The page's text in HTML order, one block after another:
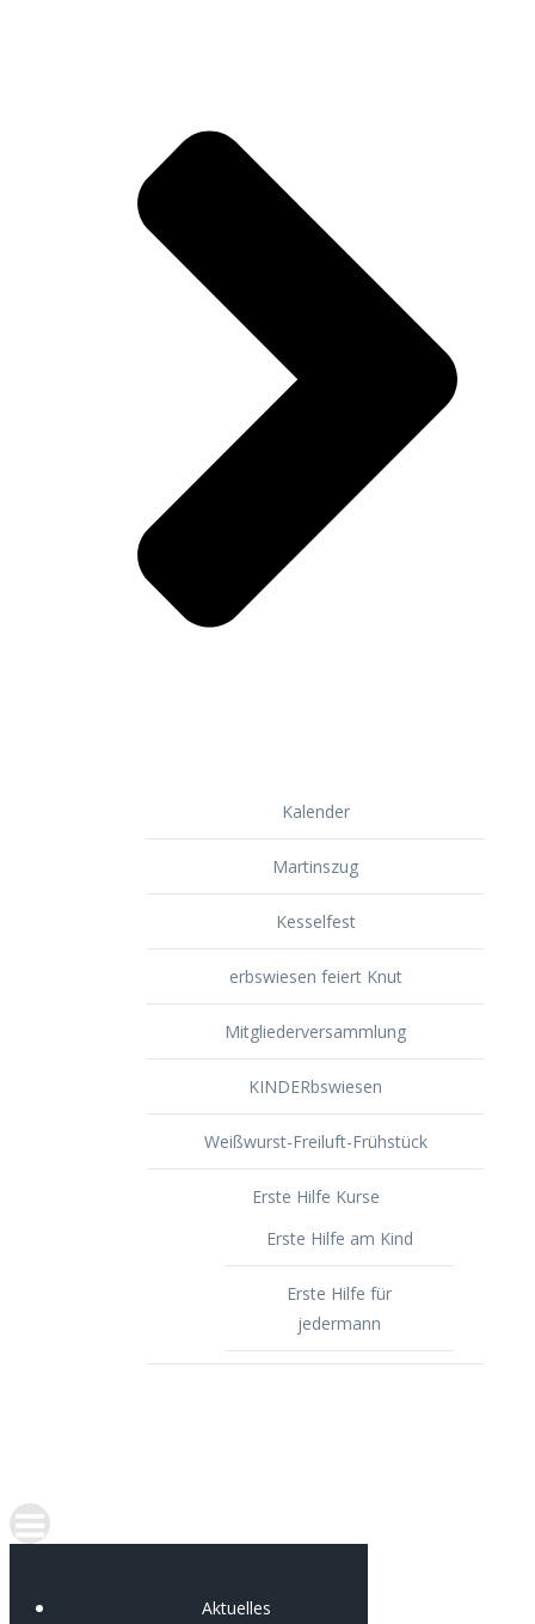
Kalender
Martinszug
Kesselfest
erbswiesen feiert Knut
Mitgliederversammlung
KINDERbswiesen
Weißwurst-Freiluft-Frühstück
Erste Hilfe Kurse
Erste Hilfe am Kind
Erste Hilfe für
jedermann
Aktuelles